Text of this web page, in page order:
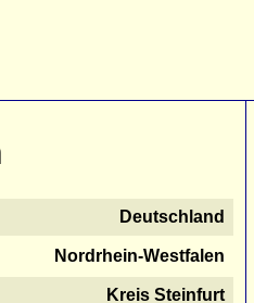
Deutschland
Nordrhein-Westfalen
Kreis Steinfurt